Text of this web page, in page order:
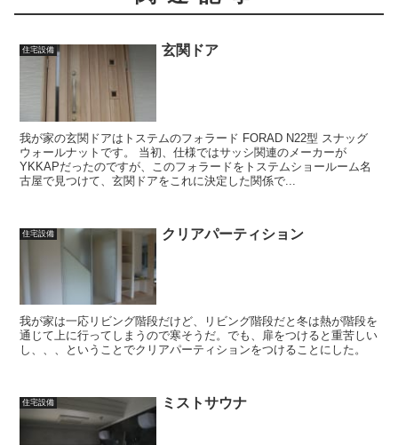
住宅設備 玄関ドア
我が家の玄関ドアはトステムのフォラード FORAD N22型 スナッグ
ウォールナットです。 当初、仕様ではサッシ関連のメーカーが
YKKAPだったのですが、このフォラードをトステムショールーム名
古屋で見つけて、玄関ドアをこれに決定した関係で...
住宅設備 クリアパーティション
我が家は一応リビング階段だけど、リビング階段だと冬は熱が階段を
通じて上に行ってしまうので寒そうだ。でも、扉をつけると重苦しい
し、、、ということでクリアパーティションをつけることにした。
住宅設備 ミストサウナ